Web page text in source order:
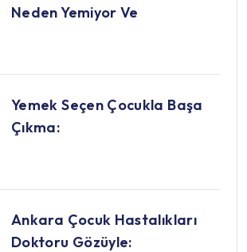
Neden Yemiyor Ve
Yemek Seçen Çocukla Başa
Çıkma:
Ankara Çocuk Hastalıkları
Doktoru Gözüyle: